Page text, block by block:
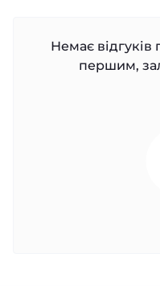
Немає відгуків
першим,